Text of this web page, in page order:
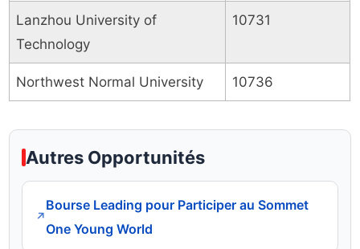
Lanzhou University of
Technology
10731
Northwest Normal University 10736
Autres Opportunités
↗
Bourse Leading pour Participer au Sommet
One Young World